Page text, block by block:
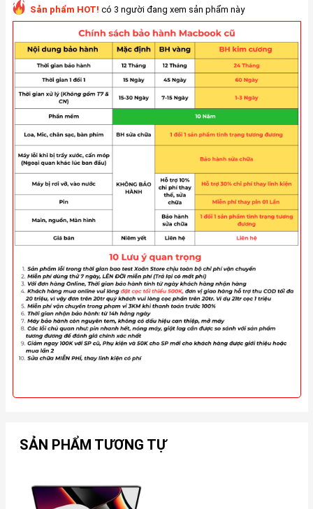
Sản phẩm HOT! có 3 người đang xem sản phẩm này
SẢN PHẨM TƯƠNG TỰ